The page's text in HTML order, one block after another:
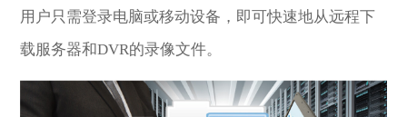
用户只需登录电脑或移动设备，即可快速地从远程下
载服务器和DVR的录像文件。